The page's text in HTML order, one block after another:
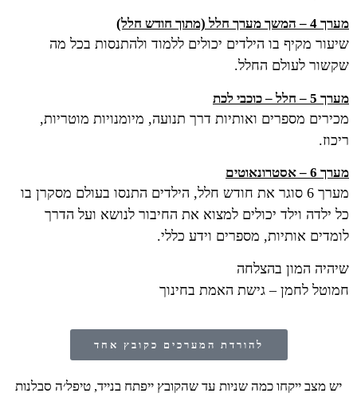
מערך 4 – המשך מערך חלל (מתוך חודש חלל)
שיעור מקיף בו הילדים יכולים ללמוד ולהתנסות בכל מה
שקשור לעולם החלל.
מערך 5 – חלל – כוכבי לכת
מכירים מספרים ואותיות דרך תנועה, מיומנויות מוטריות,
ריכוז.
מערך 6 – אסטרונאוטים
מערך 6 סוגר את חודש חלל, הילדים התנסו בעולם מסקרן בו
כל ילדה וילד יכולים למצוא את החיבור לנושא ועל הדרך
לומדים אותיות, מספרים וידע כללי.
שיהיה המון בהצלחה
חמוטל לחמן – גישת האמת בחינוך
להורדת המערכים כקובץ אחד
יש מצב ייקחו כמה שניות עד שהקובץ ייפתח בנייד, טיפל׳ה סבלנות